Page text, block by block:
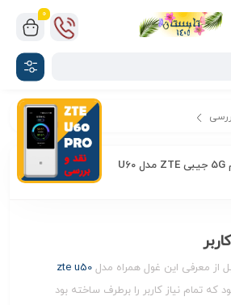
0
نقد و بررسی مودم 5G جیبی ZTE مدل U60
zte u50
که تمام نیاز کاربر را برطرف ساخته بود